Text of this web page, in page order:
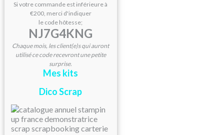
Si votre commande est inférieure à
€200, merci d'indiquer
le code hôtesse;
NJ7G4KNG
Chaque mois, les client(e)s qui auront
utilisé ce code recevront une petite
surprise.
Mes kits
Dico Scrap